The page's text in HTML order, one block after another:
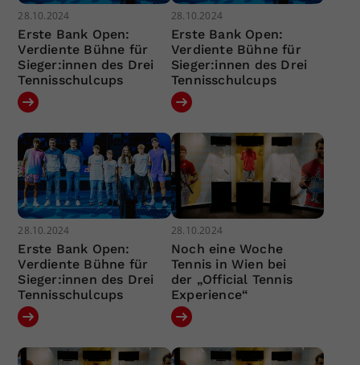
28.10.2024
Erste Bank Open:
Verdiente Bühne für
Sieger:innen des Drei
Tennisschulcups
28.10.2024
Erste Bank Open:
Verdiente Bühne für
Sieger:innen des Drei
Tennisschulcups
28.10.2024
Erste Bank Open:
Verdiente Bühne für
Sieger:innen des Drei
Tennisschulcups
28.10.2024
Noch eine Woche
Tennis in Wien bei
der „Official Tennis
Experience“